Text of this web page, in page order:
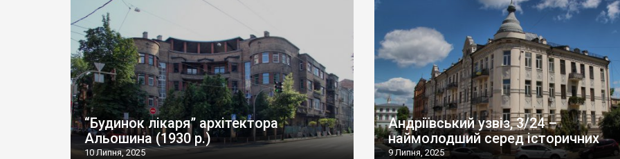
“Будинок лікаря” архітектора
Альошина (1930 р.)
10 Липня, 2025
Андріївський узвіз, 3/24 –
наймолодший серед історичних
9 Липня, 2025